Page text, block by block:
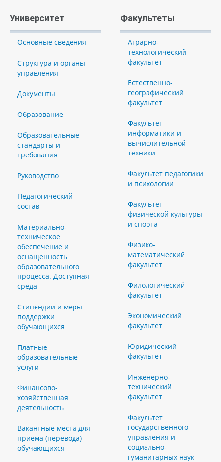
Университет
Основные сведения
Структура и органы
управления
Документы
Образование
Образовательные
стандарты и
требования
Руководство
Педагогический
состав
Материально-
техническое
обеспечение и
оснащенность
образовательного
процесса. Доступная
среда
Стипендии и меры
поддержки
обучающихся
Платные
образовательные
услуги
Финансово-
хозяйственная
деятельность
Вакантные места для
приема (перевода)
обучающихся
Факультеты
Аграрно-
технологический
факультет
Естественно-
географический
факультет
Факультет
информатики и
вычислительной
техники
Факультет педагогики
и психологии
Факультет
физической культуры
и спорта
Физико-
математический
факультет
Филологический
факультет
Экономический
факультет
Юридический
факультет
Инженерно-
технический
факультет
Факультет
государственного
управления и
социально-
гуманитарных наук